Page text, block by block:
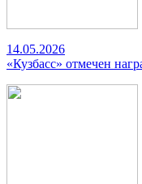
14.05.2026
«Кузбасс» отмечен